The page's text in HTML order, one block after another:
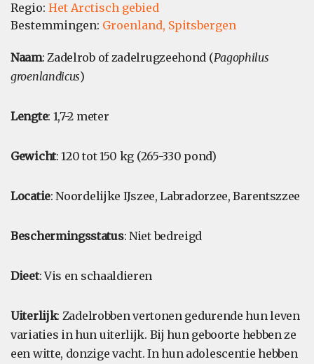
Regio: Het Arctisch gebied
Bestemmingen: Groenland, Spitsbergen
Naam: Zadelrob of zadelrugzeehond (Pagophilus
groenlandicus)
Lengte: 1,7-2 meter
Gewicht: 120 tot 150 kg (265-330 pond)
Locatie: Noordelijke IJszee, Labradorzee, Barentszzee
Beschermingsstatus: Niet bedreigd
Dieet: Vis en schaaldieren
Uiterlijk: Zadelrobben vertonen gedurende hun leven
variaties in hun uiterlijk. Bij hun geboorte hebben ze
een witte, donzige vacht. In hun adolescentie hebben